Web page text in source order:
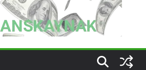
Değişiklikleri Hisseleri Nasıl Etkiler?
Endeksleri Nedir? Sektörel Rotasyon
Edilir?